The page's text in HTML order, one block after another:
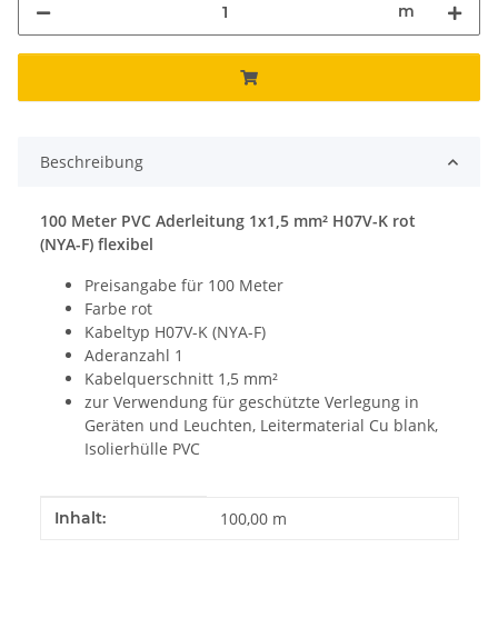
m
Beschreibung
100 Meter PVC Aderleitung 1x1,5 mm² H07V-K rot
(NYA-F) flexibel
Preisangabe für 100 Meter
Farbe rot
Kabeltyp H07V-K (NYA-F)
Aderanzahl 1
Kabelquerschnitt 1,5 mm²
zur Verwendung für geschützte Verlegung in
Geräten und Leuchten, Leitermaterial Cu blank,
Isolierhülle PVC
Produkteigenschaft
Wert
Inhalt: 100,00 m